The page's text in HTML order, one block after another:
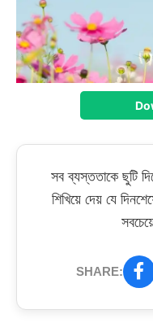
সব ব্যস্ততাকে ছুটি
শিখিয়ে দেয় যে
SHARE: